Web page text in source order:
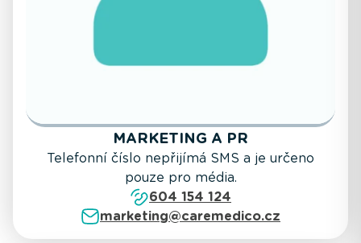
MARKETING A PR
Telefonní číslo nepřijímá SMS a je určeno
pouze pro média.
604 154 124
marketing@caremedico.cz